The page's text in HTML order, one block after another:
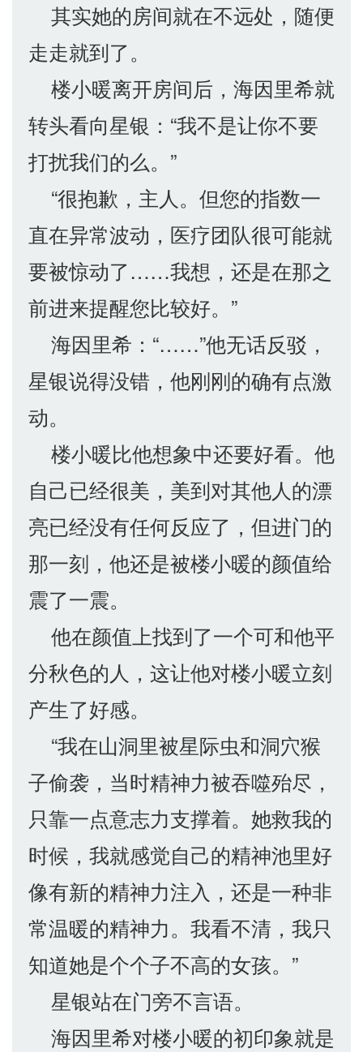
其实她的房间就在不远处，随便
走走就到了。
楼小暖离开房间后，海因里希就
转头看向星银：“我不是让你不要
打扰我们的么。”
“很抱歉，主人。但您的指数一
直在异常波动，医疗团队很可能就
要被惊动了……我想，还是在那之
前进来提醒您比较好。”
海因里希：“……”他无话反驳，
星银说得没错，他刚刚的确有点激
动。
楼小暖比他想象中还要好看。他
自己已经很美，美到对其他人的漂
亮已经没有任何反应了，但进门的
那一刻，他还是被楼小暖的颜值给
震了一震。
他在颜值上找到了一个可和他平
分秋色的人，这让他对楼小暖立刻
产生了好感。
“我在山洞里被星际虫和洞穴猴
子偷袭，当时精神力被吞噬殆尽，
只靠一点意志力支撑着。她救我的
时候，我就感觉自己的精神池里好
像有新的精神力注入，还是一种非
常温暖的精神力。我看不清，我只
知道她是个个子不高的女孩。”
星银站在门旁不言语。
海因里希对楼小暖的初印象就是